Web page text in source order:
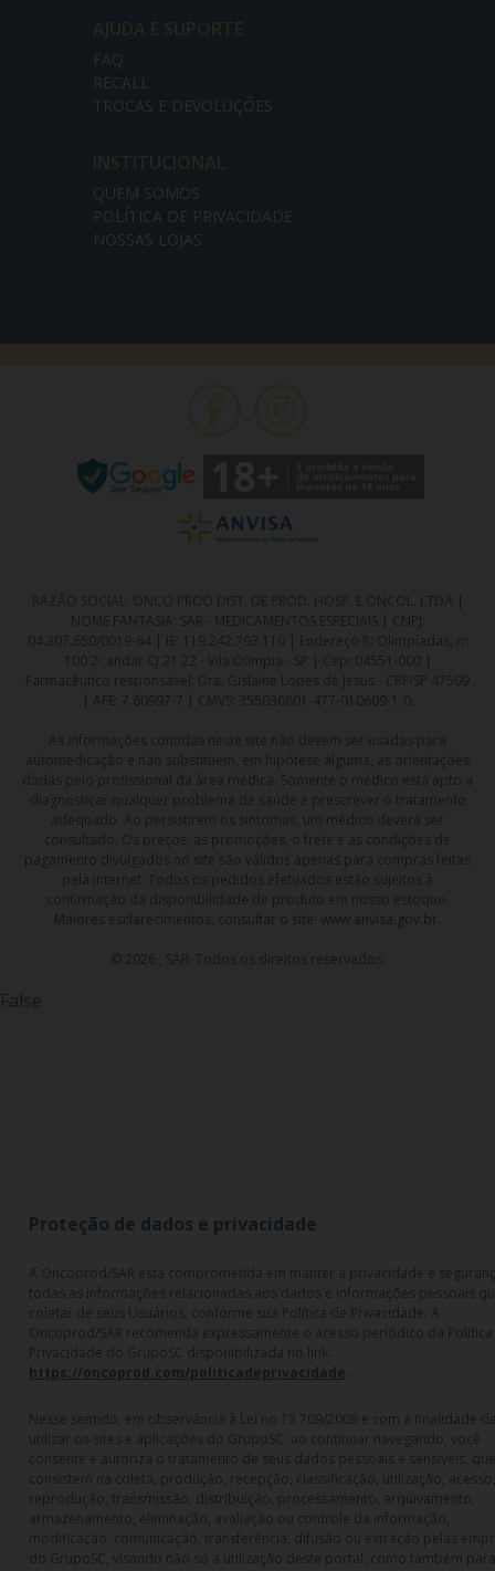
AJUDA E SUPORTE
FAQ
RECALL
TROCAS E DEVOLUÇÕES
INSTITUCIONAL
QUEM SOMOS
POLÍTICA DE PRIVACIDADE
NOSSAS LOJAS
RAZÃO SOCIAL: ONCO PROD DIST. DE PROD. HOSP. E ONCOL. LTDA |
NOME FANTASIA: SAR - MEDICAMENTOS ESPECIAIS | CNPJ:
04.307.650/0019-64 | IE: 119.242.793.110 | Endereço R: Olimpíadas, nº
100 2º andar CJ 21 22 - Vila Olímpia - SP | Cep: 04551-000 |
Farmacêutico responsável: Dra. Gislaine Lopes de Jesus - CRF/SP 47509
| AFE: 7.60997-7 | CMVS: 355030801-477-010609-1-0.
As informações contidas neste site não devem ser usadas para
automedicação e não substituem, em hipótese alguma, as orientações
dadas pelo profissional da área médica. Somente o médico está apto a
diagnosticar qualquer problema de saúde e prescrever o tratamento
adequado. Ao persistirem os sintomas, um médico deverá ser
consultado. Os preços, as promoções, o frete e as condições de
pagamento divulgados no site são válidos apenas para compras feitas
pela internet. Todos os pedidos efetuados estão sujeitos à
confirmação da disponibilidade de produto em nosso estoque.
Maiores esclarecimentos, consultar o site: www.anvisa.gov.br.
© 2026 , SAR. Todos os direitos reservados.
False
Proteção de dados e privacidade
A Oncoprod/SAR está comprometida em manter a privacidade e
todas as informações relacionadas aos dados e informações pessoais
coletar de seus Usuários, conforme sua Política de Privacidade. A
Oncoprod/SAR recomenda expressamente o acesso periódico da
Privacidade do GrupoSC disponibilizada no link:
https://oncoprod.com/politicadeprivacidade
Nesse sentido, em observância à Lei no 13.709/2008 e com a finalidade
utilizar os sites e aplicações do GrupoSC, ao continuar navegando, você
consente e autoriza o tratamento de seus dados pessoais e sensíveis,
consistem na coleta, produção, recepção, classificação, utilização,
reprodução, transmissão, distribuição, processamento, arquivamento,
armazenamento, eliminação, avaliação ou controle da informação,
modificação, comunicação, transferência, difusão ou extração pelas
do GrupoSC, visando não só a utilização deste portal, como também